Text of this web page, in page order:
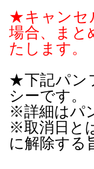
★キャンセ
場合、まと
たします。
★下記パン
シーです。
※詳細はパ
※取消日と
に解除する